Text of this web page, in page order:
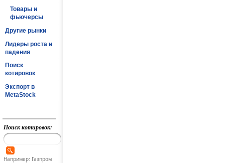
Товары и
фьючерсы
Другие рынки
Лидеры роста и
падения
Поиск
котировок
Экспорт в
MetaStock
Поиск котировок:
Например: Газпром